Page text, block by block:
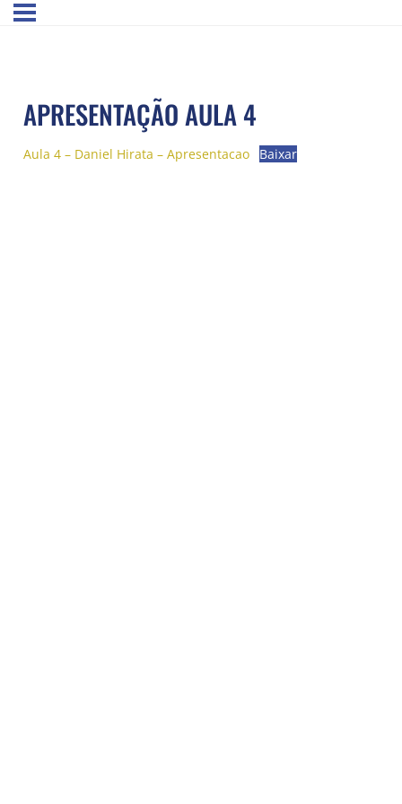
APRESENTAÇÃO AULA 4
Aula 4 – Daniel Hirata – Apresentacao Baixar